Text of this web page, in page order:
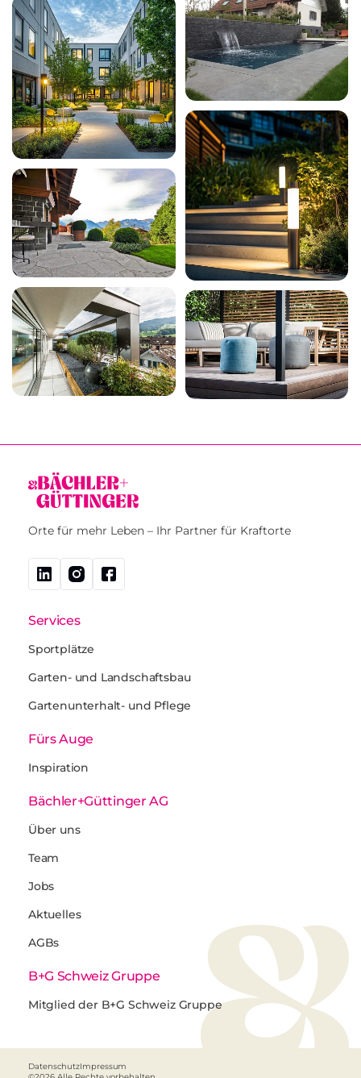
Orte für mehr Leben – Ihr Partner für Kraftorte
Services
Sportplätze
Garten- und Landschaftsbau
Gartenunterhalt- und Pflege
Fürs Auge
Inspiration
Bächler+Güttinger AG
Über uns
Team
Jobs
Aktuelles
AGBs
B+G Schweiz Gruppe
Mitglied der B+G Schweiz Gruppe
DatenschutzImpressum